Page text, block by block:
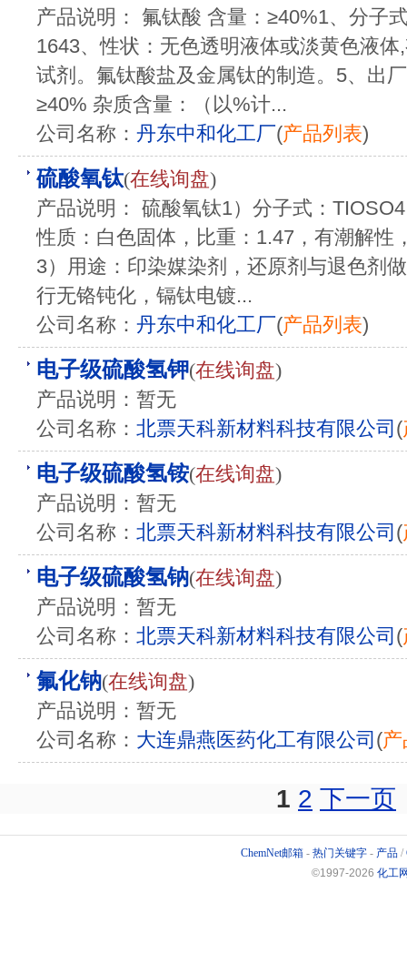
产品说明： 氟钛酸 含量：≥40%1、分子
1643、性状：无色透明液体或淡黄色液
试剂。氟钛酸盐及金属钛的制造。5、出
≥40% 杂质含量：（以%计...
公司名称： 丹东中和化工厂(产品列表)
硫酸氧钛(在线询盘)
产品说明： 硫酸氧钛1）分子式：
性质：白色固体，比重：1.47，有潮解性
3）用途：印染媒染剂，还原剂与退色剂
行无铬钝化，镉钛电镀...
公司名称： 丹东中和化工厂(产品列表)
电子级硫酸氢钾(在线询盘)
产品说明：暂无
公司名称： 北票天科新材料科技有限公司 (
电子级硫酸氢铵(在线询盘)
产品说明：暂无
公司名称： 北票天科新材料科技有限公司 (
电子级硫酸氢钠(在线询盘)
产品说明：暂无
公司名称： 北票天科新材料科技有限公司 (
氟化钠(在线询盘)
产品说明：暂无
公司名称： 大连鼎燕医药化工有限公司 (
1 2 下一页
ChemNet邮箱 - 热门关键字 - 产品 /
©1997-2026 化工